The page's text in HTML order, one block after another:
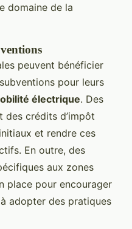
domaine de la
peuvent bénéficier
pour leurs
électrique. Des
des crédits d’impôt
et rendre ces
En outre, des
aux zones
place pour encourager
adopter des pratiques